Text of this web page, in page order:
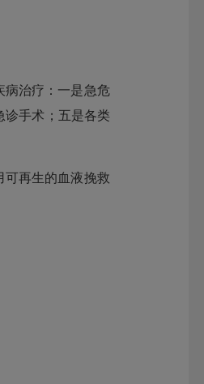
病治疗：一是急危
诊手术；五是各类
可再生的血液挽救